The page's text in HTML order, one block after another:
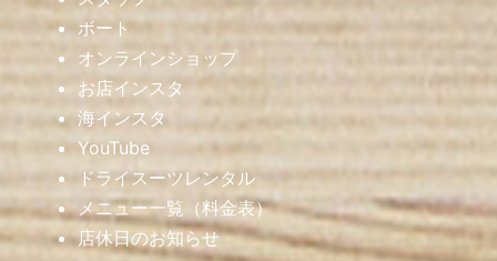
ボート
オンラインショップ
お店インスタ
海インスタ
YouTube
ドライスーツレンタル
メニュー一覧（料金表）
店休日のお知らせ